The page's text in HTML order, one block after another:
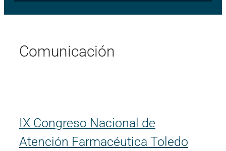
Comunicación
IX Congreso Nacional de
Atención Farmacéutica Toledo